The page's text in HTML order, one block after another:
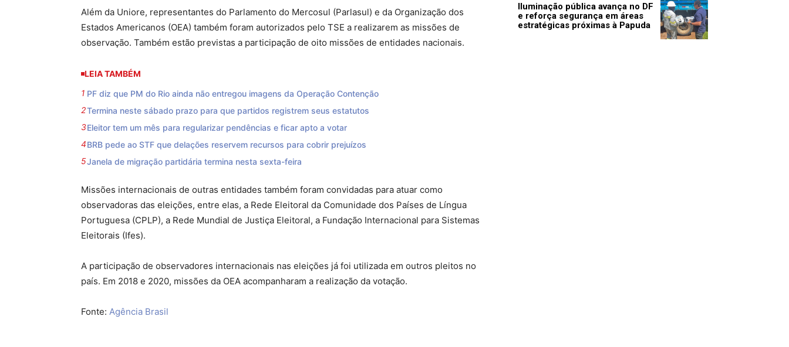
Além da Uniore, representantes do Parlamento do Mercosul (Parlasul) e da Organização dos
Estados Americanos (OEA) também foram autorizados pelo TSE a realizarem as missões de
observação. Também estão previstas a participação de oito missões de entidades nacionais.
LEIA TAMBÉM
PF diz que PM do Rio ainda não entregou imagens da Operação Contenção
Termina neste sábado prazo para que partidos registrem seus estatutos
Eleitor tem um mês para regularizar pendências e ficar apto a votar
BRB pede ao STF que delações reservem recursos para cobrir prejuízos
Janela de migração partidária termina nesta sexta-feira
Missões internacionais de outras entidades também foram convidadas para atuar como
observadoras das eleições, entre elas, a Rede Eleitoral da Comunidade dos Países de Língua
Portuguesa (CPLP), a Rede Mundial de Justiça Eleitoral, a Fundação Internacional para Sistemas
Eleitorais (Ifes).
A participação de observadores internacionais nas eleições já foi utilizada em outros pleitos no
país. Em 2018 e 2020, missões da OEA acompanharam a realização da votação.
Fonte: Agência Brasil
Iluminação pública avança no DF
e reforça segurança em áreas
estratégicas próximas à Papuda